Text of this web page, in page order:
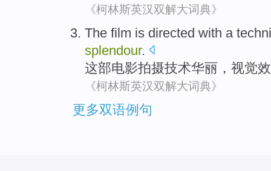
《柯林斯英汉双解大词典》
The film is directed with a
splendour.
这部电影拍摄技术华丽 ， 视觉
《柯林斯英汉双解大词典》
更多双语例句